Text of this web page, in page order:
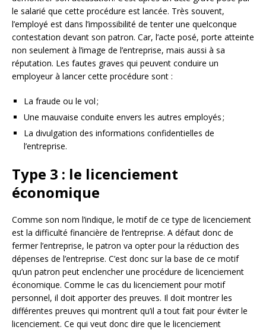
le salarié que cette procédure est lancée. Très souvent,
l’employé est dans l’impossibilité de tenter une quelconque
contestation devant son patron. Car, l’acte posé, porte atteinte
non seulement à l’image de l’entreprise, mais aussi à sa
réputation. Les fautes graves qui peuvent conduire un
employeur à lancer cette procédure sont :
La fraude ou le vol ;
Une mauvaise conduite envers les autres employés ;
La divulgation des informations confidentielles de
l’entreprise.
Type 3 : le licenciement
économique
Comme son nom l’indique, le motif de ce type de licenciement
est la difficulté financière de l’entreprise. A défaut donc de
fermer l’entreprise, le patron va opter pour la réduction des
dépenses de l’entreprise. C’est donc sur la base de ce motif
qu’un patron peut enclencher une procédure de licenciement
économique. Comme le cas du licenciement pour motif
personnel, il doit apporter des preuves. Il doit montrer les
différentes preuves qui montrent qu’il a tout fait pour éviter le
licenciement. Ce qui veut donc dire que le licenciement